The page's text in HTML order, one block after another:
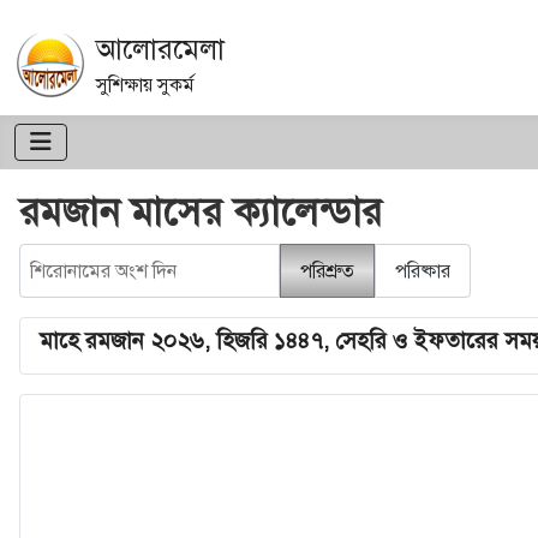
আলোরমেলা
সুশিক্ষায় সুকর্ম
রমজান মাসের ক্যালেন্ডার
শিরোনামের অংশ দিন
পরিশ্রুত পরিষ্কার
মাহে রমজান ২০২৬, হিজরি ১৪৪৭, সেহরি ও ইফতারের